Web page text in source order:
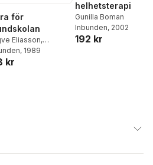
röster:
för
Eliasson,
Eliasson
Dahlström
, 1989
kr
helhetsterapi
Gunilla Boman
Inbunden, 2002
192 kr